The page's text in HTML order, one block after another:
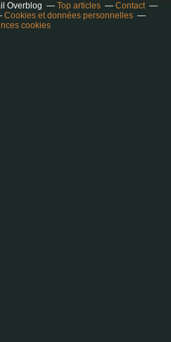
Overblog Top articles
Contact
Cookies et données personnelles
cookies